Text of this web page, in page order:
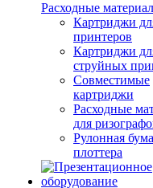
Расходные
Картриджи
принтеров
Картриджи
струйных
Совместимые
картриджи
Расходные
для
Рулонная
плоттера